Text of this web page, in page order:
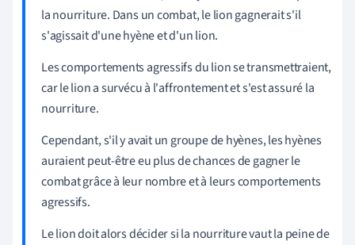
la nourriture. Dans un combat, le lion gagnerait s'il
s'agissait d'une hyène et d'un lion.
Les comportements agressifs du lion se transmettraient,
car le lion a survécu à l'affrontement et s'est assuré la
nourriture.
Cependant, s'il y avait un groupe de hyènes, les hyènes
auraient peut-être eu plus de chances de gagner le
combat grâce à leur nombre et à leurs comportements
agressifs.
Le lion doit alors décider si la nourriture vaut la peine de